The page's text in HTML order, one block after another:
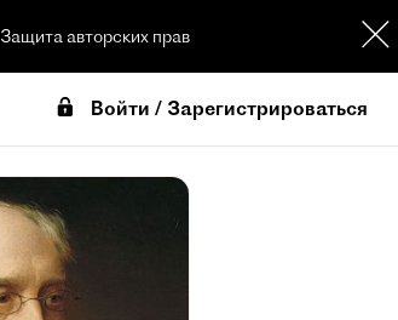
Защита авторских прав
Войти / Зарегистрироваться